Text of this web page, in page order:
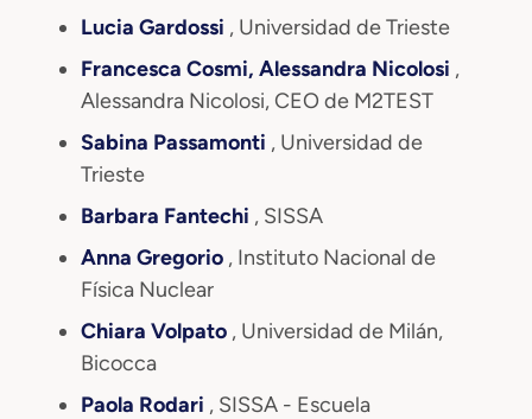
Lucia Gardossi , Universidad de Trieste
Francesca Cosmi, Alessandra Nicolosi ,
Alessandra Nicolosi, CEO de M2TEST
Sabina Passamonti , Universidad de
Trieste
Barbara Fantechi , SISSA
Anna Gregorio , Instituto Nacional de
Física Nuclear
Chiara Volpato , Universidad de Milán,
Bicocca
Paola Rodari , SISSA - Escuela